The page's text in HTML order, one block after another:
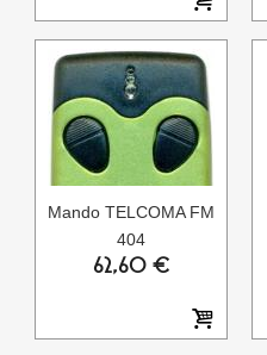
Mando TELCOMA FM
404
62,60 €